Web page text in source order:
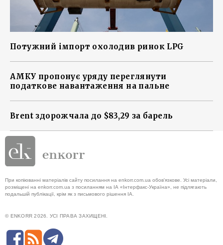
Потужний імпорт охолодив ринок LPG
АМКУ пропонує уряду переглянути
податкове навантаження на пальне
Brent здорожчала до $83,29 за барель
При копіюванні матеріалів сайту посилання на enkorr.com.ua обов'язкове. Усі матеріали,
розміщені на enkorr.com.ua з посиланням на ІА «Інтерфакс-Україна», не підлягають
подальшій публікації, крім як з письмового рішення ІА.
© ENKORR 2026. УСІ ПРАВА ЗАХИЩЕНІ.